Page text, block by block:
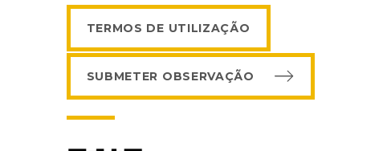
TERMOS DE UTILIZAÇÃO
SUBMETER OBSERVAÇÃO